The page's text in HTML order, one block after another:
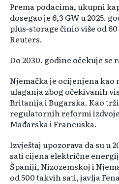
Prema podacima, ukupni
dosegao je 6,3 GW u 2025.
plus-storage činio više od
Reuters.
Do 2030. godine očekuje se
Njemačka je ocijenjena
ulaganja zbog očekivanih
Britanija i Bugarska. Kao
regulatornih reformi
Mađarska i Francuska.
Izvještaj upozorava da su u
sati cijena električne
Španiji, Nizozemskoj i
od 500 takvih sati, javlja